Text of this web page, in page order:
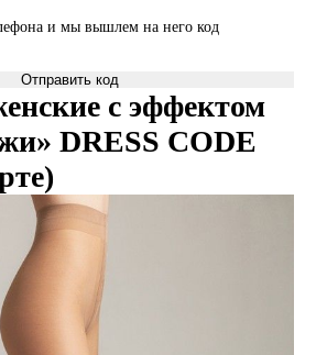
и мы вышлем на него код
Отправить код
с эффектом
DRESS CODE